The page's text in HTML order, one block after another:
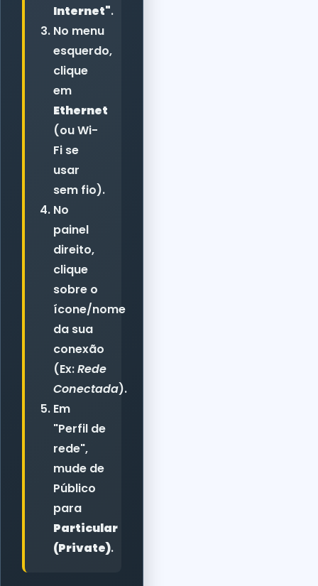
Internet".
No menu
esquerdo,
clique
em
Ethernet
(ou Wi-
Fi se
usar
sem fio).
No
painel
direito,
clique
sobre o
ícone/nome
da sua
conexão
(Ex:Rede
Conectada).
Em
"Perfil de
rede",
mude de
Público
para
Particular
(Private).